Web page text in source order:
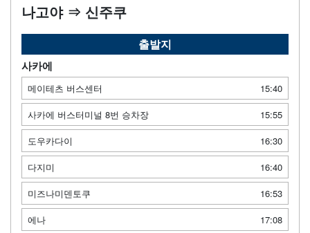
나고야 ⇒ 신주쿠
출발지
사카에
메이테츠 버스센터
15:40
사카에 버스터미널 8번 승차장
15:55
도우카다이
16:30
다지미
16:40
미즈나미덴토쿠
16:53
에나
17:08